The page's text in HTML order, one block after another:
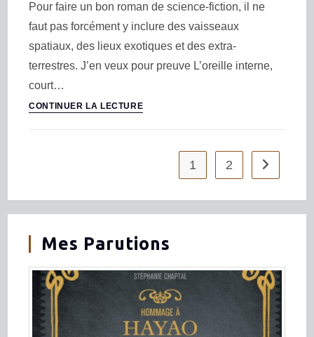
Pour faire un bon roman de science-fiction, il ne
faut pas forcément y inclure des vaisseaux
spatiaux, des lieux exotiques et des extra-
terrestres. J’en veux pour preuve L’oreille interne,
court…
CONTINUER LA LECTURE
1 2
Mes Parutions